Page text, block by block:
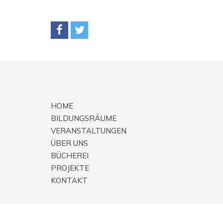
HOME
BILDUNGSRÄUME
VERANSTALTUNGEN
ÜBER UNS
BÜCHEREI
PROJEKTE
KONTAKT